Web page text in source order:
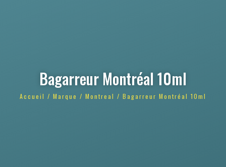
Bagarreur Montréal 10ml
Accueil / Marque / Montreal / Bagarreur Montréal 10ml